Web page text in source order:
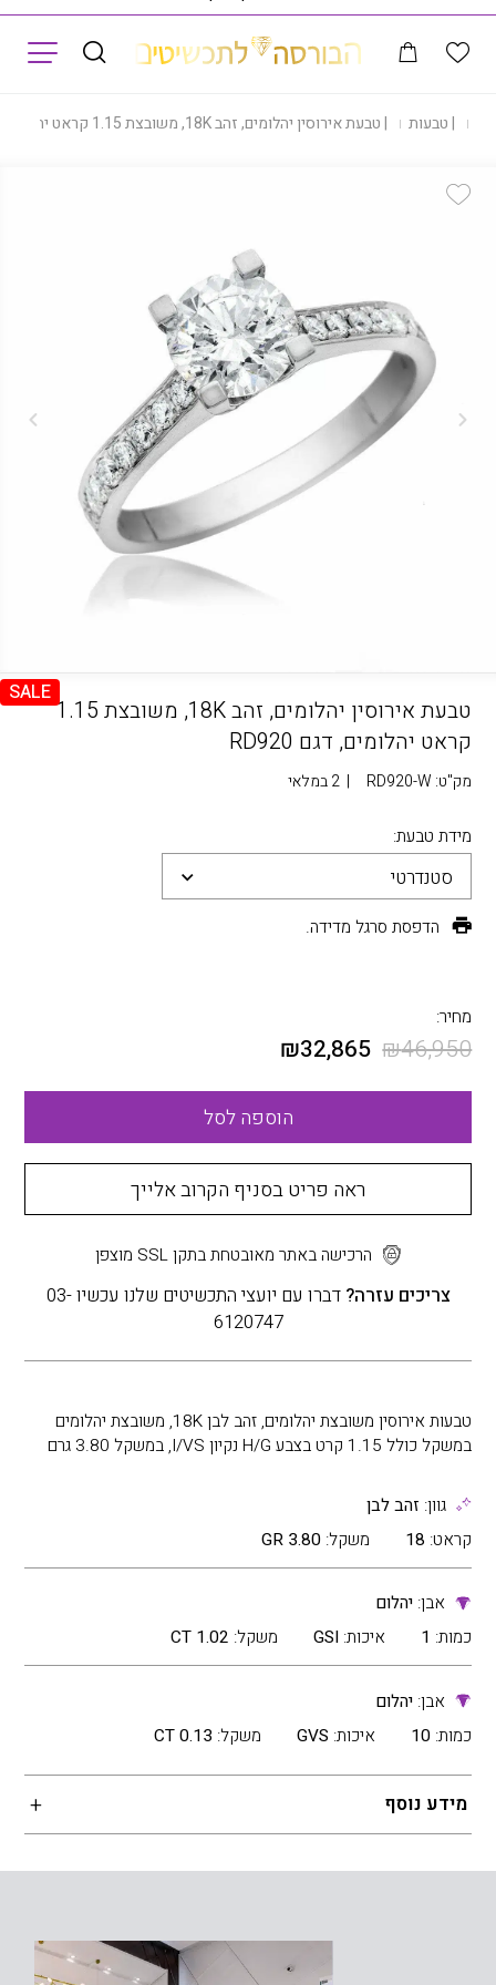
|טבעות |טבעת אירוסין יהלומים, זהב 18K, משובצת 1.15 קראט יהלומים, דגם RD920
SALE
טבעת אירוסין יהלומים, זהב 18K, משובצת 1.15
קראט יהלומים, דגם RD920
מק"ט: RD920-W
| 2 במלאי
מידת טבעת:
סטנדרטי
הדפסת סרגל מדידה.
מחיר:
₪46,950
₪32,865
הוספה לסל
ראה פריט בסניף הקרוב אלייך
הרכישה באתר מאובטחת בתקן SSL מוצפן
צריכים עזרה?
דברו עם יועצי התכשיטים שלנו עכשיו 03-
6120747
טבעות אירוסין משובצת יהלומים, זהב לבן 18K, משובצת יהלומים
במשקל כולל 1.15 קרט בצבע H/G נקיון I/VS, במשקל 3.80 גרם
גוון: זהב לבן
קראט: 18 משקל: 3.80 GR
אבן:יהלום
כמות: 1 איכות: GSI משקל: 1.02 CT
אבן:יהלום
כמות: 10 איכות: GVS משקל: 0.13 CT
מידע נוסף